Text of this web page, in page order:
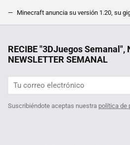
RECIBE "3DJuegos Semanal",
NEWSLETTER SEMANAL
Suscribiéndote aceptas nuestra política de